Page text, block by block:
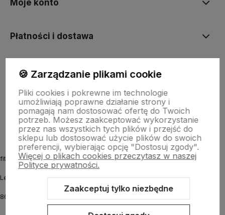
Moje konto
Płatności i dostawa
Informacje
O nas
fitmyhorse.pl Sklep jeździecki
Letnia 12
86-031 Osielsko k. Bydgoszczy
🍪 Zarządzanie plikami cookie
Pliki cookies i pokrewne im technologie
umożliwiają poprawne działanie strony i
pomagają nam dostosować ofertę do Twoich
potrzeb. Możesz zaakceptować wykorzystanie
przez nas wszystkich tych plików i przejść do
sklepu lub dostosować użycie plików do swoich
preferencji, wybierając opcję "Dostosuj zgody".
Więcej o plikach cookies przeczytasz w naszej
Polityce prywatności.
Zaakceptuj tylko niezbędne